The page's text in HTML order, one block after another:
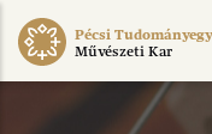
Ugrás
Pécsi
Művészeti Kar